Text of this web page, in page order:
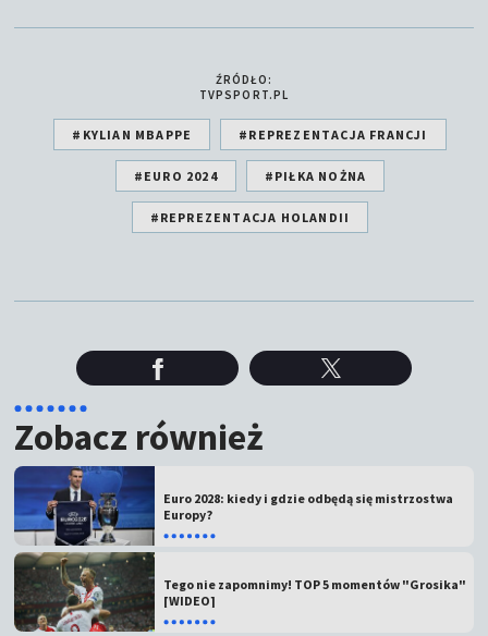
ŹRÓDŁO:
TVPSPORT.PL
#KYLIAN MBAPPE #REPREZENTACJA FRANCJI
#EURO 2024 #PIŁKA NOŻNA
#REPREZENTACJA HOLANDII
Zobacz również
Euro 2028: kiedy i gdzie odbędą się mistrzostwa
Europy?
Tego nie zapomnimy! TOP 5 momentów "Grosika"
[WIDEO]